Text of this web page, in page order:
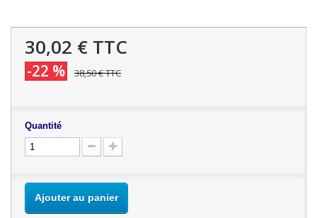
30,02 € TTC
-22 % 38,50 €TTC
Quantité
Ajouter au panier